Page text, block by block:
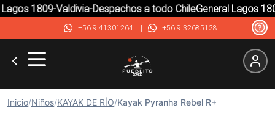
1809-Valdivia-Despachos a todo ChileGeneral Lagos
+56 9 41301264| +56 9 32685128
Inicio/Niños/KAYAK DE RÍO/Kayak Pyranha Rebel R+